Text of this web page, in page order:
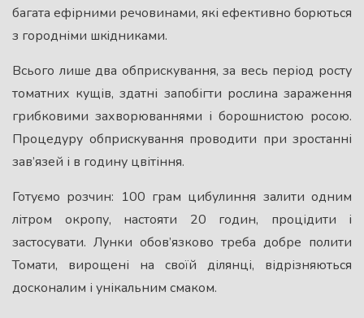
багата ефірними речовинами, які ефективно боpються
з городніми шкiдниками.
Всього лише два обприскування, за весь період росту
томатних кущів, здатні запобігти рослина зараження
грибковими захворюваннями і борошнистою росою.
Процедуру обприскування проводити при зростанні
зав’язей і в годину цвітіння.
Готуємо розчин: 100 грам цибулиння залити одним
літром окропу, настояти 20 годин, процідити і
застосувати. Лунки обов’язково треба добре полити
Томати, вирощені на своїй ділянці, відрізняються
досконалим і унікальним смаком.